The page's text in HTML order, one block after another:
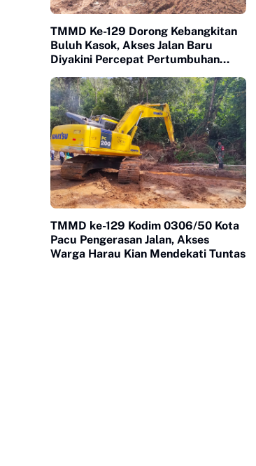
TMMD Ke-129 Dorong Kebangkitan
Buluh Kasok, Akses Jalan Baru
Diyakini Percepat Pertumbuhan
TMMD ke-129 Kodim 0306/50 Kota
Pacu Pengerasan Jalan, Akses
Warga Harau Kian Mendekati Tuntas